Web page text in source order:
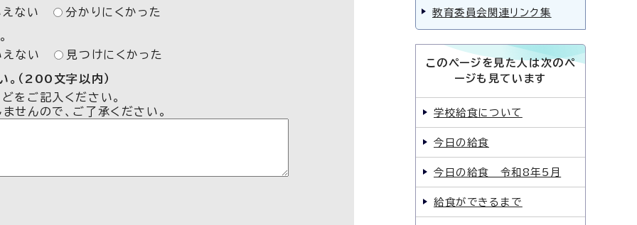
ない
分かりにくかった
えない
見つけにくかった
。（200文字以内）
をご記入ください。
せんので、ご了承ください。
教育委員会関連リンク集
このページを見た人は次のペ
ージも見ています
学校給食について
今日の給食
今日の給食 令和8年5月
給食ができるまで